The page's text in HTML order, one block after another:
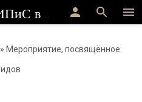
menu
search
person
» Мероприятие, посвящённое